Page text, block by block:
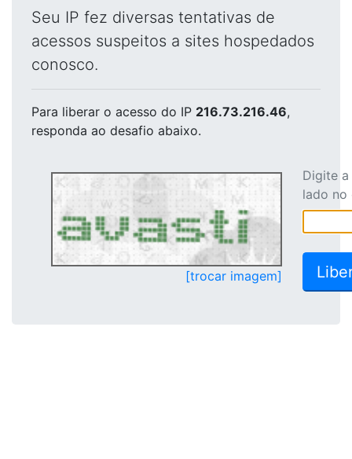
Seu IP fez diversas tentativas de
acessos suspeitos a sites hospedados
conosco.
Para liberar o acesso do IP 216.73.216.46,
responda ao desafio abaixo.
[trocar imagem]
Digite
lado no